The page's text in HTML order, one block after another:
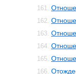
161.
162.
163.
164.
165.
166.